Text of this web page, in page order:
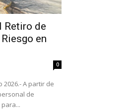
Retiro de
en
0
2026.- A partir de
de